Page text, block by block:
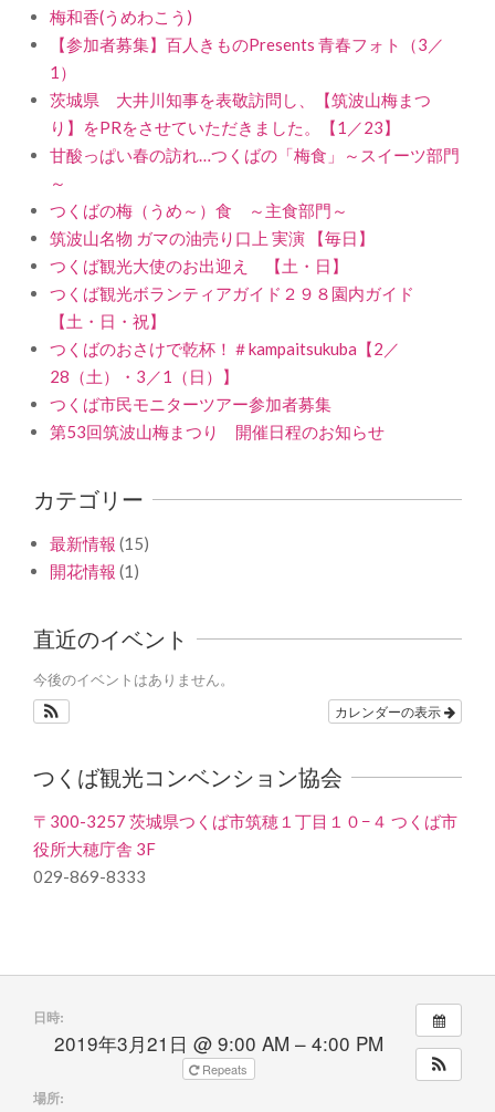
梅和香(うめわこう)
【参加者募集】百人きものPresents 青春フォト（3／
1）
茨城県 大井川知事を表敬訪問し、【筑波山梅まつ
り】をPRをさせていただきました。【1／23】
甘酸っぱい春の訪れ…つくばの「梅食」～スイーツ部門
～
つくばの梅（うめ～）食 ～主食部門～
筑波山名物 ガマの油売り口上 実演 【毎日】
つくば観光大使のお出迎え 【土・日】
つくば観光ボランティアガイド２９８園内ガイド
【土・日・祝】
つくばのおさけで乾杯！＃kampaitsukuba【2／
28（土）・3／1（日）】
つくば市民モニターツアー参加者募集
第53回筑波山梅まつり 開催日程のお知らせ
カテゴリー
最新情報 (15)
開花情報 (1)
直近のイベント
今後のイベントはありません。
カレンダーの表示
つくば観光コンベンション協会
〒300-3257 茨城県つくば市筑穂１丁目１０−４ つくば市
役所大穂庁舎 3F
029-869-8333
日時:
2019年3月21日 @ 9:00 AM – 4:00 PM
Repeats
場所: